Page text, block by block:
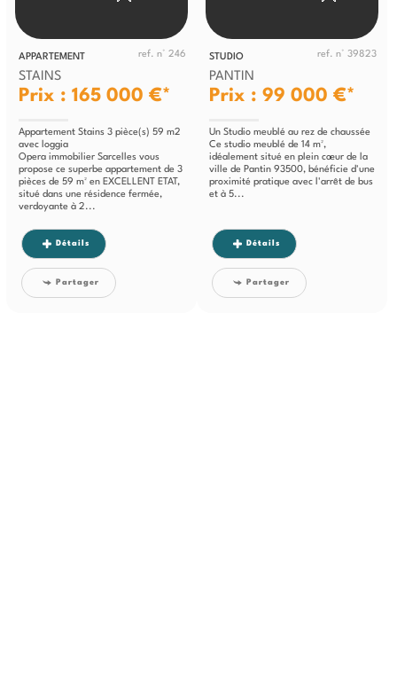
APPARTEMENT ref. n° 246
STAINS
Prix : 165 000 €*
Appartement Stains 3 pièce(s) 59 m2
avec loggia
Opera immobilier Sarcelles vous
propose ce superbe appartement de 3
pièces de 59 m² en EXCELLENT ETAT,
situé dans une résidence fermée,
verdoyante à 2...
Détails
Partager
STUDIO ref. n° 39823
PANTIN
Prix : 99 000 €*
Un Studio meublé au rez de chaussée
Ce studio meublé de 14 m²,
idéalement situé en plein cœur de la
ville de Pantin 93500, bénéficie d'une
proximité pratique avec l'arrêt de bus
et à 5...
Détails
Partager